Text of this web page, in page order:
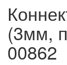
(3мм,
00862